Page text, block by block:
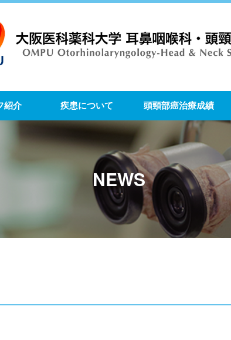
紹介 疾患について 頭頸部癌治療成績
NEWS